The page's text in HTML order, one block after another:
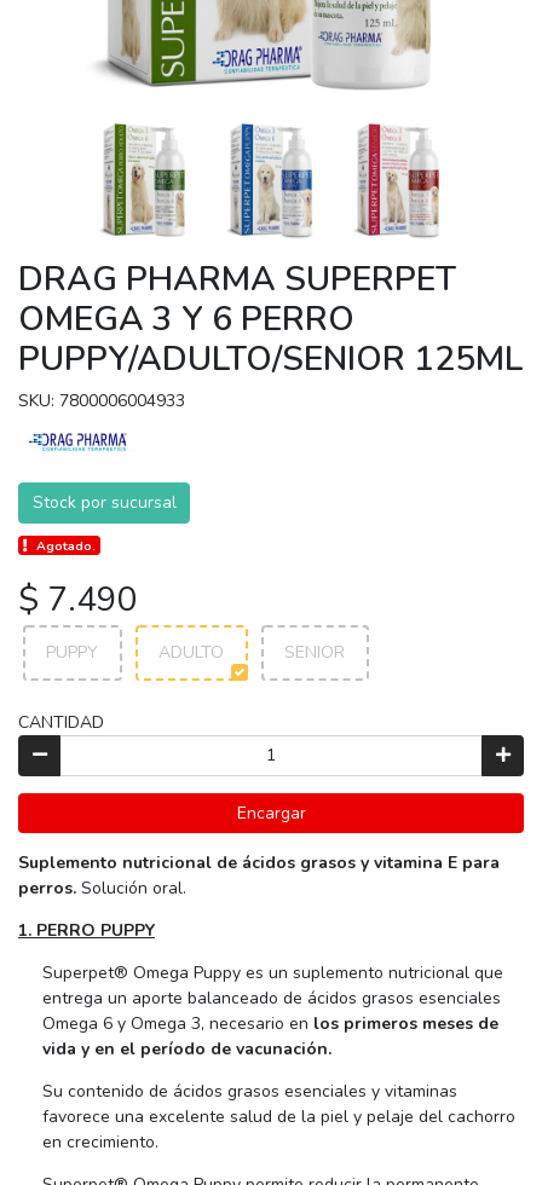
DRAG PHARMA SUPERPET
OMEGA 3 Y 6 PERRO
PUPPY/ADULTO/SENIOR 125ML
SKU: 7800006004933
Stock por sucursal
Agotado.
$ 7.490
PUPPY ADULTO SENIOR
CANTIDAD
Encargar
Suplemento nutricional de ácidos grasos y vitamina E para
perros. Solución oral.
1. PERRO PUPPY
Superpet® Omega Puppy es un suplemento nutricional que
entrega un aporte balanceado de ácidos grasos esenciales
Omega 6 y Omega 3, necesario en los primeros meses de
vida y en el período de vacunación.
Su contenido de ácidos grasos esenciales y vitaminas
favorece una excelente salud de la piel y pelaje del cachorro
en crecimiento.